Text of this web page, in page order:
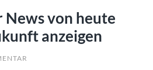
News von heute
anzeigen